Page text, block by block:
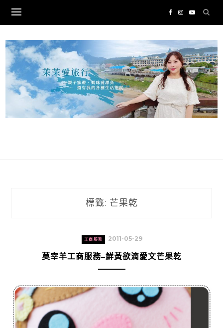
content
標籤: 芒果乾
工商服務 2011-05-29
莫宰羊工商服務–鮮黃欲滴愛文芒果乾